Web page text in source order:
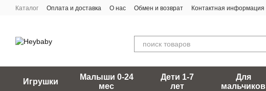
Перейти к основному контенту
Каталог Оплата и доставка О нас Обмен и возврат Контактная информация
Игрушки
Малыши 0-24
мес
Дети 1-7
лет
Для
мальчиков